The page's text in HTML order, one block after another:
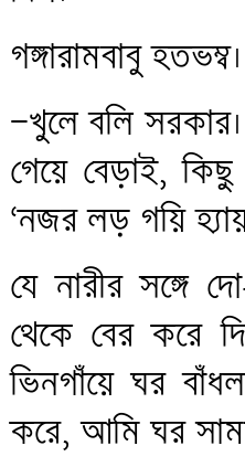
গঙ্গারামবাবু
—খুলে বলি
গেয়ে বেড়াই,
‘নজর লড় গয়ি
যে নারীর সঙ্গে
থেকে বের করে
ভিনগাঁয়ে ঘর
করে, আমি ঘর